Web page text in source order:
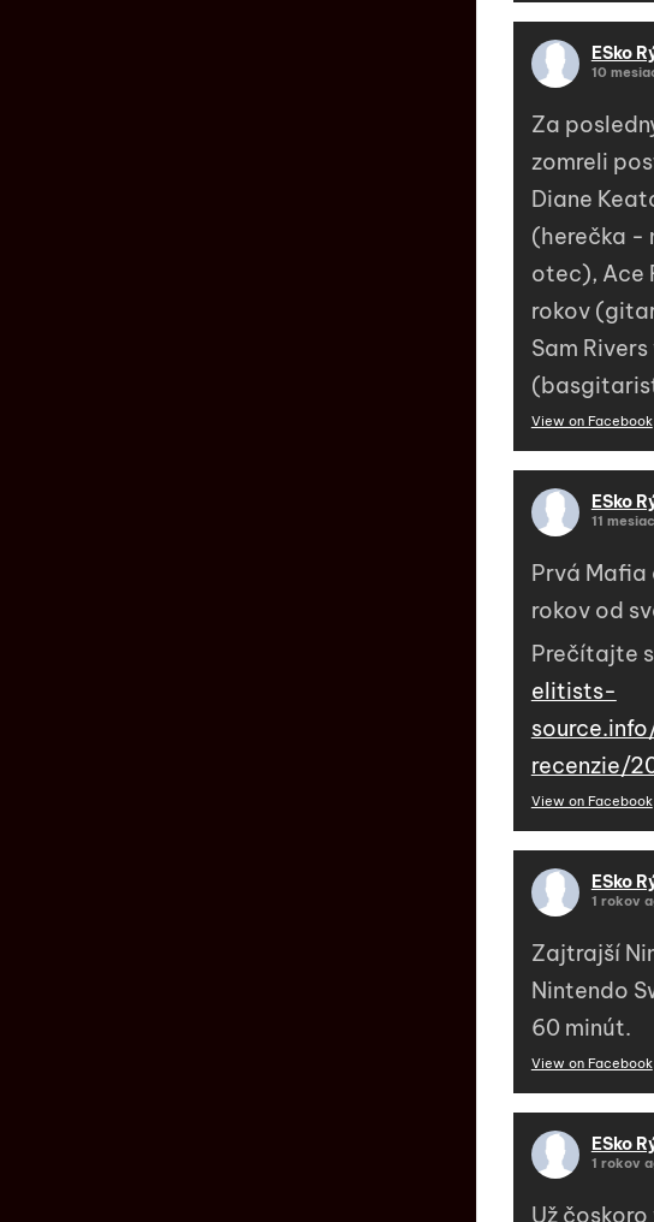
ESko
10
Za
zomreli
Diane
(herečka -
otec), Ace
rokov
Sam
View on Facebook
ESko
11
Prvá Mafia
rokov od
Prečítajte
elitists-
recenzie/
View on Facebook
ESko
1 rokov
Zajtrajší
Nintendo
60 minút.
View on Facebook
ESko
1 rokov
Už